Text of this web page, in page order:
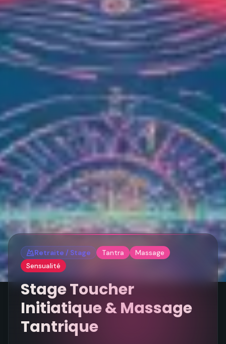
Retraite / Stage Tantra
Massage
Sensualité
Stage Toucher
Initiatique & Massage
Tantrique